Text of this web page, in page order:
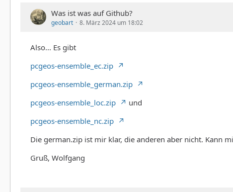
Was ist was auf Github?
geobart 8. März 2024 um 18:02
Also... Es gibt
pcgeos-ensemble_ec.zip
pcgeos-ensemble_german.zip
pcgeos-ensemble_loc.zip
und
pcgeos-ensemble_nc.zip
Die german.zip ist mir klar, die anderen aber nicht. Kann
Gruß, Wolfgang